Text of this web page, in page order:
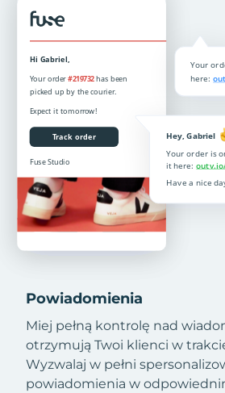
Powiadomienia
Miej pełną kontrolę nad
otrzymują Twoi klienci w
Wyzwalaj w pełni
powiadomienia w